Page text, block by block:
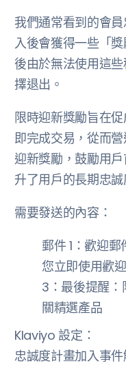
我們通常看到的會
入後會獲得一些「
後由於無法使用這
擇退出。
限時迎新獎勵旨在
即完成交易，從而
迎新獎勵，鼓勵用
升了用戶的長期忠誠
需要發送的內容：
郵件 1：歡迎
您立即使用歡
3：最後提醒
關精選產品
Klaviyo 設定：
忠誠度計畫加入事